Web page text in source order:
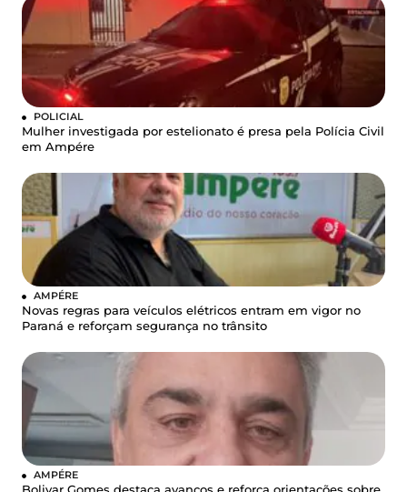
POLICIAL
Mulher investigada por estelionato é presa pela Polícia Civil
em Ampére
AMPÉRE
Novas regras para veículos elétricos entram em vigor no
Paraná e reforçam segurança no trânsito
AMPÉRE